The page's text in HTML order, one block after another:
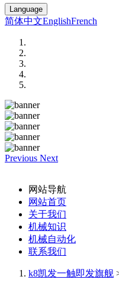
Language
简体中文EnglishFrench
Previous Next
网站导航
网站首页
关于我们
机械知识
机械自动化
联系我们
k8凯发一触即发旗舰